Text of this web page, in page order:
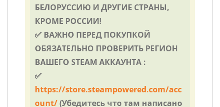
БЕЛОРУССИЮ И ДРУГИЕ СТРАНЫ,
КРОМЕ РОССИИ!
✅ ВАЖНО ПЕРЕД ПОКУПКОЙ
ОБЯЗАТЕЛЬНО ПРОВЕРИТЬ РЕГИОН
ВАШЕГО STEAM АККАУНТА :
✅
https://store.steampowered.com/acc
ount/(Убедитесь что там написано